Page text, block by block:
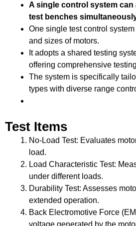
A single control system
test benches
One single test control
and sizes of motors.
It adopts a shared testing
offering comprehensive
The system is specifically
types with diverse range
Test Items
No-Load Test: Evaluates
load.
Load Characteristic Test:
under different loads.
Durability Test: Assesses
extended operation.
Back Electromotive Force (